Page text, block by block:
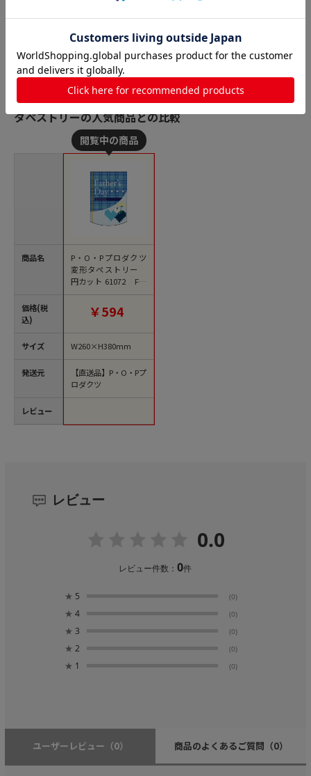
タペストリーの人気商品との比較
商品名
価格(税
込)
サイズ
発送元
レビュー
P・O・Pプロダクツ
変形タペストリー
円カット 61072 Fat
hersDay 1枚（ご注文
単位1枚）【直送品】
￥594
W260×H380mm
【直送品】P・O・Pプ
ロダクツ
レビュー
0.0
レビュー件数：0件
★ 5 (0)
★ 4 (0)
★ 3 (0)
★ 2 (0)
★ 1 (0)
ユーザーレビュー （0） 商品のよくあるご質問 （0）